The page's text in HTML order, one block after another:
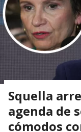
Squella
agenda de
cómodos